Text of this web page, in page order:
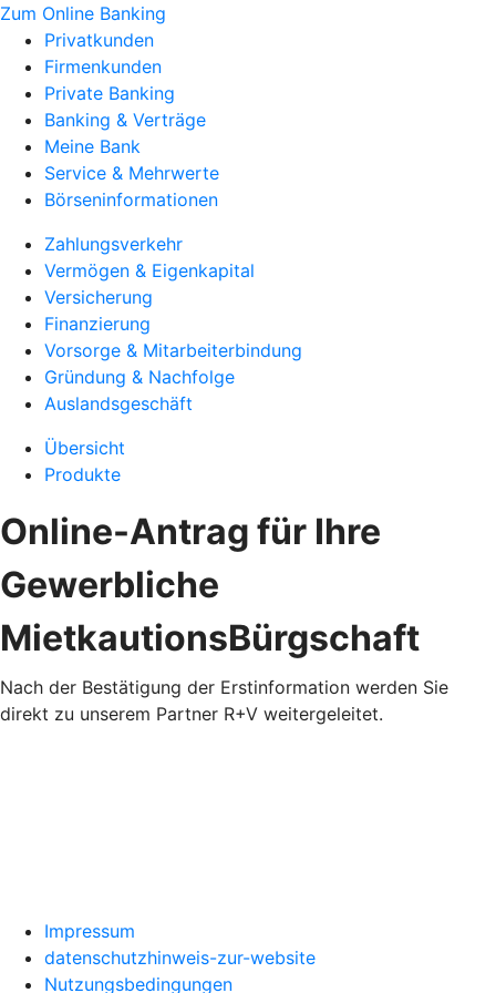
Zum Online Banking
Privatkunden
Firmenkunden
Private Banking
Banking & Verträge
Meine Bank
Service & Mehrwerte
Börseninformationen
Zahlungsverkehr
Vermögen & Eigenkapital
Versicherung
Finanzierung
Vorsorge & Mitarbeiterbindung
Gründung & Nachfolge
Auslandsgeschäft
Übersicht
Produkte
Online-Antrag für Ihre
Gewerbliche
MietkautionsBürgschaft
Nach der Bestätigung der Erstinformation werden Sie
direkt zu unserem Partner R+V weitergeleitet.
Impressum
datenschutzhinweis-zur-website
Nutzungsbedingungen